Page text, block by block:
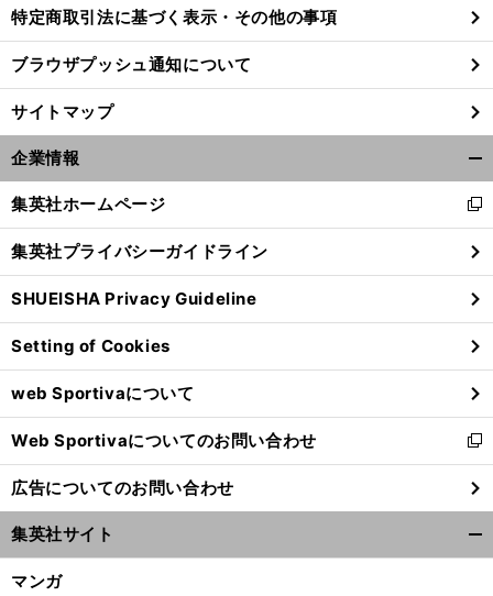
特定商取引法に基づく表示・その他の事項
ブラウザプッシュ通知について
サイトマップ
企業情報
閉
る
集英社ホームページ
新
し
い
ウ
ィ
ン
ド
ウ
で
開
く
集英社プライバシーガイドライン
SHUEISHA Privacy Guideline
Setting of Cookies
web Sportivaについて
Web Sportivaについてのお問い合わせ
新
し
い
ウ
ィ
ン
広告についてのお問い合わせ
集英社サイト
マンガ